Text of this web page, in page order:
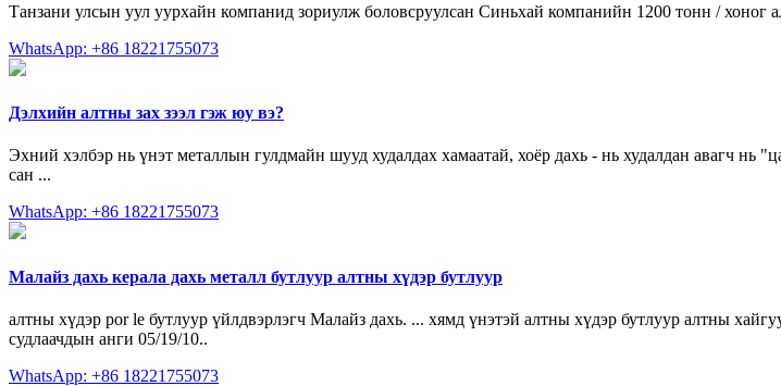
Танзани улсын уул уурхайн компанид зориулж боловсруулсан Синьхай компанийн 1200 тонн / хоног
WhatsApp: +86 18221755073
Дэлхийн алтны зах зээл гэж юу вэ?
Эхний хэлбэр нь үнэт металлын гулдмайн шууд худалдах хамаатай, хоёр дахь - нь худалдан авагч нь
сан ...
WhatsApp: +86 18221755073
Малайз дахь керала дахь металл бутлуур алтны хүдэр бутлуур
алтны хүдэр por le бутлуур үйлдвэрлэгч Малайз дахь. ... хямд үнэтэй алтны хүдэр бутлуур алтны
судлаачдын анги 05/19/10..
WhatsApp: +86 18221755073